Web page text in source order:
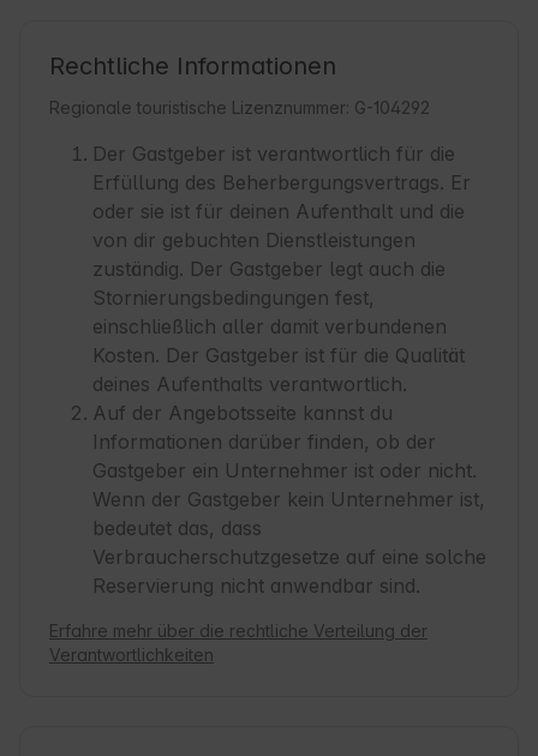
Rechtliche Informationen
Regionale touristische Lizenznummer: G-104292
Der Gastgeber ist verantwortlich für die
Erfüllung des Beherbergungsvertrags. Er
oder sie ist für deinen Aufenthalt und die
von dir gebuchten Dienstleistungen
zuständig. Der Gastgeber legt auch die
Stornierungsbedingungen fest,
einschließlich aller damit verbundenen
Kosten. Der Gastgeber ist für die Qualität
deines Aufenthalts verantwortlich.
Auf der Angebotsseite kannst du
Informationen darüber finden, ob der
Gastgeber ein Unternehmer ist oder nicht.
Wenn der Gastgeber kein Unternehmer ist,
bedeutet das, dass
Verbraucherschutzgesetze auf eine solche
Reservierung nicht anwendbar sind.
Erfahre mehr über die rechtliche Verteilung der
Verantwortlichkeiten